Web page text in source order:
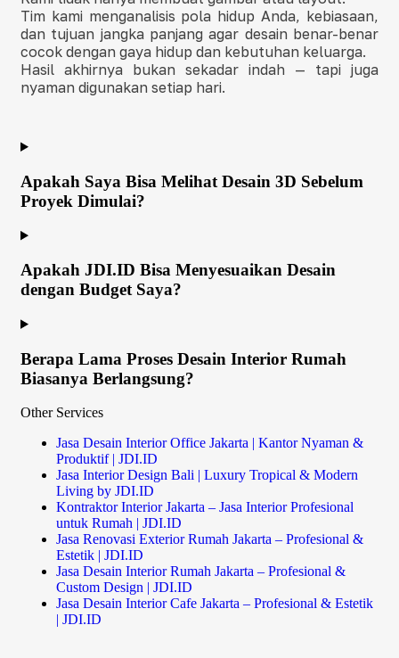
Other Services
Jasa Desain Interior Office Jakarta | Kantor Nyaman &
Produktif | JDI.ID
Jasa Interior Design Bali | Luxury Tropical & Modern
Living by JDI.ID
Kontraktor Interior Jakarta – Jasa Interior Profesional
untuk Rumah | JDI.ID
Jasa Renovasi Exterior Rumah Jakarta – Profesional &
Estetik | JDI.ID
Jasa Desain Interior Rumah Jakarta – Profesional &
Custom Design | JDI.ID
Jasa Desain Interior Cafe Jakarta – Profesional & Estetik
| JDI.ID
Tim kami menganalisis pola hidup Anda, kebiasaan,
dan tujuan jangka panjang agar desain benar-benar
cocok dengan gaya hidup dan kebutuhan keluarga.
Hasil akhirnya bukan sekadar indah — tapi juga
nyaman digunakan setiap hari.
Apakah Saya Bisa Melihat Desain 3D Sebelum
Proyek Dimulai?
Apakah JDI.ID Bisa Menyesuaikan Desain
dengan Budget Saya?
Berapa Lama Proses Desain Interior Rumah
Biasanya Berlangsung?